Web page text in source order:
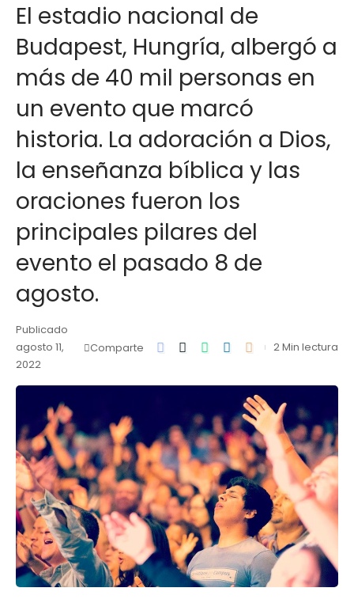
El estadio nacional de
Budapest, Hungría, albergó a
más de 40 mil personas en
un evento que marcó
historia. La adoración a Dios,
la enseñanza bíblica y las
oraciones fueron los
principales pilares del
evento el pasado 8 de
agosto.
Publicado
agosto 11,
2022
Comparte 2 Min lectura